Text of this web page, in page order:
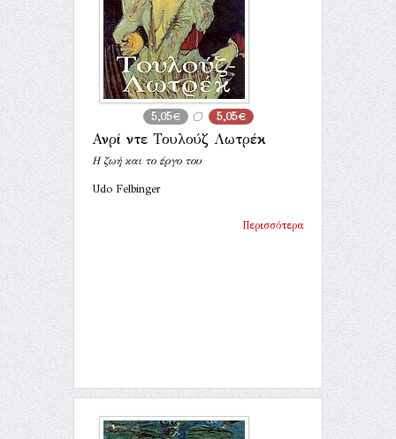
5,05€ 5,05€
Ανρί ντε Τουλούζ Λωτρέκ
Η ζωή και το έργο του
Udo Felbinger
Περισσότερα